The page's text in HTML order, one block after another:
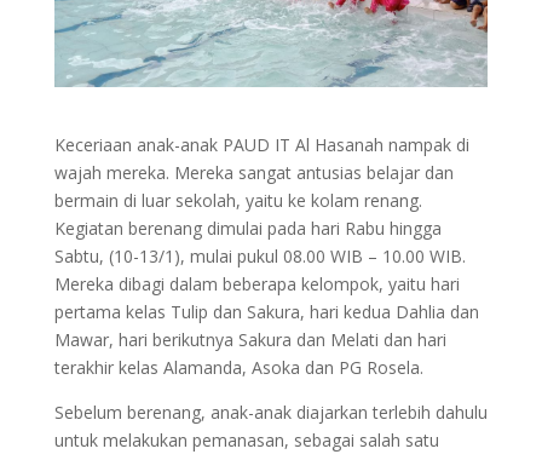
Keceriaan anak-anak PAUD IT Al Hasanah nampak di
wajah mereka. Mereka sangat antusias belajar dan
bermain di luar sekolah, yaitu ke kolam renang.
Kegiatan berenang dimulai pada hari Rabu hingga
Sabtu, (10-13/1), mulai pukul 08.00 WIB – 10.00 WIB.
Mereka dibagi dalam beberapa kelompok, yaitu hari
pertama kelas Tulip dan Sakura, hari kedua Dahlia dan
Mawar, hari berikutnya Sakura dan Melati dan hari
terakhir kelas Alamanda, Asoka dan PG Rosela.
Sebelum berenang, anak-anak diajarkan terlebih dahulu
untuk melakukan pemanasan, sebagai salah satu